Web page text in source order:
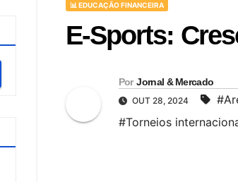
📊 EDUCAÇÃO FINANCEIRA
E-Sports:
Por Jornal & Mercado
OUT 28, 2024
#Torneios